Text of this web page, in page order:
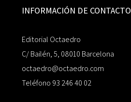
INFORMACIÓN DE CONTACTO
Editorial Octaedro
C/ Bailén, 5, 08010 Barcelona
octaedro@octaedro.com
Teléfono 93 246 40 02